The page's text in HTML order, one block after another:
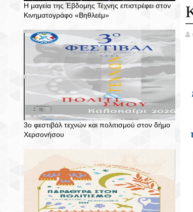
Η μαγεία της Έβδομης Τέχνης επιστρέφει στον
Κινηματογράφο «Βηθλεέμ»
3ο φεστιβάλ τεχνών και πολιτισμού στον δήμο
Χερσονήσου